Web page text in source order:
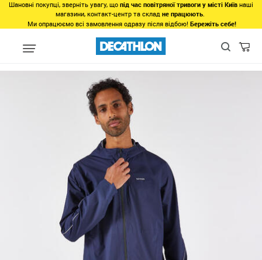
Шановні покупці, зверніть увагу, що під час повітряної тривоги у місті Київ наші
магазини, контакт-центр та склад не працюють.
Ми опрацюємо всі замовлення одразу після відбою! Бережіть себе!
Регіон Чоловікам у Дніпрі Одяг у Дніпрі Верхній одяг у